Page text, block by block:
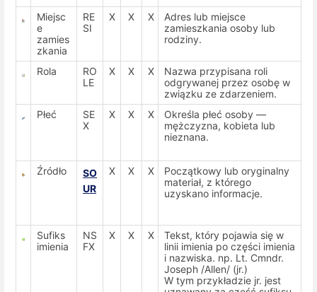
Miejsc
e
zamies
zkania
RE
SI
X X X
Adres lub miejsce
zamieszkania osoby lub
rodziny.
Rola
RO
LE
X X X
Nazwa przypisana roli
odgrywanej przez osobę w
związku ze zdarzeniem.
Płeć
SE
X
X X X
Określa płeć osoby —
mężczyzna, kobieta lub
nieznana.
Źródło
SO
UR
X X X
Początkowy lub oryginalny
materiał, z którego
uzyskano informacje.
Sufiks
imienia
NS
FX
X X X
Tekst, który pojawia się w
linii imienia po części imienia
i nazwiska. np. Lt. Cmndr.
Joseph /Allen/ (jr.)
W tym przykładzie jr. jest